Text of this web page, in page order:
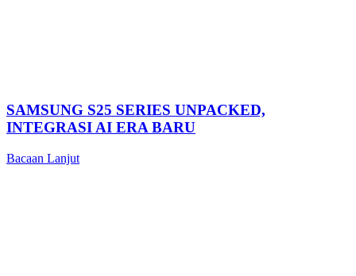
SAMSUNG S25 SERIES UNPACKED,
INTEGRASI AI ERA BARU
Bacaan Lanjut